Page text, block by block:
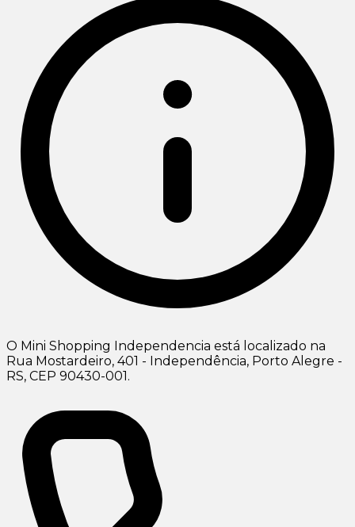
O Mini Shopping Independencia está localizado na
Rua Mostardeiro, 401 - Independência, Porto Alegre -
RS, CEP 90430-001.